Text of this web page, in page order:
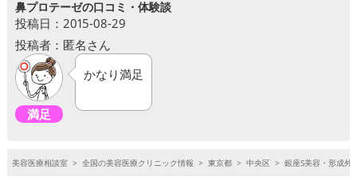
鼻プロテーゼの口コミ・体験談
投稿日：2015-08-29
投稿者：匿名さん
満足
かなり満足
美容医療相談室 > 全国の美容医療クリニック情報 > 東京都 > 中央区 > 銀座S美容・形成外